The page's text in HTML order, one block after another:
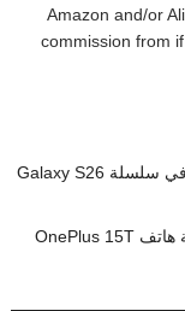
Amazon and/or
commission from
تسريبات جديدة تكشف تفاصيل كاميرا وبطارية هاتف OnePlus 15T